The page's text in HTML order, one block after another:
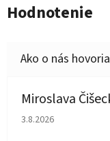
Hodnotenie
Miroslava
Hodnotenie
3.8.2026